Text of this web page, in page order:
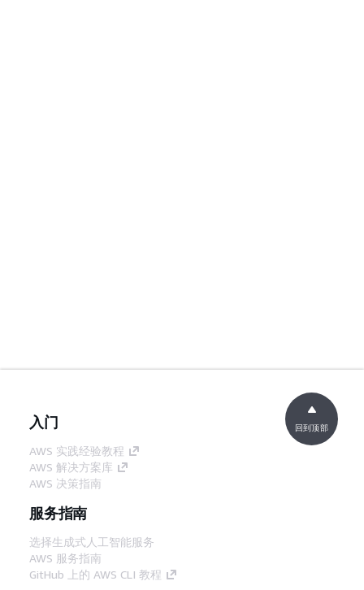
入门
AWS 实践经验教程
AWS 解决方案库
AWS 决策指南
服务指南
选择生成式人工智能服务
AWS 服务指南
GitHub 上的 AWS CLI 教程
回到顶部